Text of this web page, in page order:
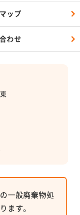
ップ
わせ
一般廃棄物処
ます。